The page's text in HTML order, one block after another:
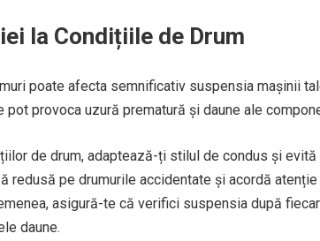
la Condițiile de Drum
poate afecta semnificativ suspensia mașinii
provoca uzură prematură și daune ale
de drum, adaptează-ți stilul de condus și
redusă pe drumurile accidentate și acordă
asigură-te că verifici suspensia după
daune.